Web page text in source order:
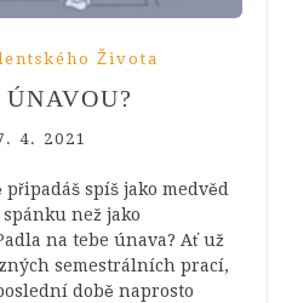
Života
4. 2021
připadáš spíš jako medvěd
než jako
na tebe únava? Ať už
semestrálních prací,
době naprosto